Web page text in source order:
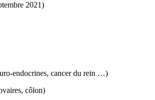
2021)
endocrines, cancer du rein …)
côlon)